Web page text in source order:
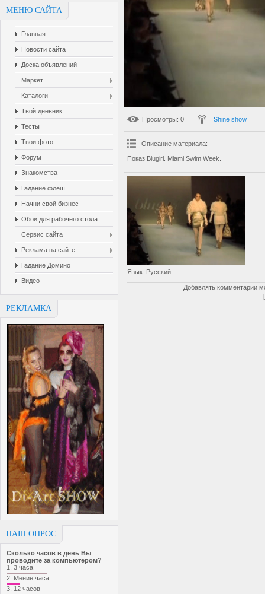
МЕНЮ САЙТА
Главная
Новости сайта
Доска объявлений
Маркет
Каталоги
Твой дневник
Тесты
Твои фото
Форум
Знакомства
Гадание флеш
Начни свой бизнес
Обои для рабочего стола
Сервис сайта
Реклама на сайте
Гадание Домино
Видео
РЕКЛАМКА
НАШ ОПРОС
Сколько часов в день Вы
проводите за компьютером?
1. 3 часа
2. Мение часа
3. 12 часов
Просмотры: 0 Shine show
Описание материала:
Показ Blugirl. Miami Swim Week.
Язык: Русский
Добавлять комментарии